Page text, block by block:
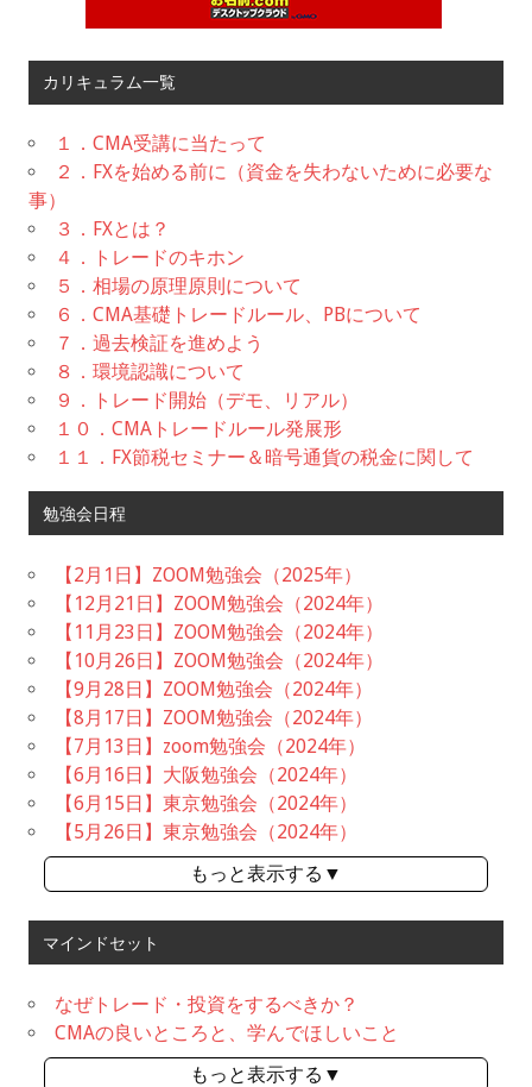
カリキュラム一覧
１．CMA受講に当たって
２．FXを始める前に（資金を失わないために必要な
事）
３．FXとは？
４．トレードのキホン
５．相場の原理原則について
６．CMA基礎トレードルール、PBについて
７．過去検証を進めよう
８．環境認識について
９．トレード開始（デモ、リアル）
１０．CMAトレードルール発展形
１１．FX節税セミナー＆暗号通貨の税金に関して
勉強会日程
【2月1日】ZOOM勉強会（2025年）
【12月21日】ZOOM勉強会（2024年）
【11月23日】ZOOM勉強会（2024年）
【10月26日】ZOOM勉強会（2024年）
【9月28日】ZOOM勉強会（2024年）
【8月17日】ZOOM勉強会（2024年）
【7月13日】zoom勉強会（2024年）
【6月16日】大阪勉強会（2024年）
【6月15日】東京勉強会（2024年）
【5月26日】東京勉強会（2024年）
もっと表示する▼
マインドセット
なぜトレード・投資をするべきか？
CMAの良いところと、学んでほしいこと
もっと表示する▼